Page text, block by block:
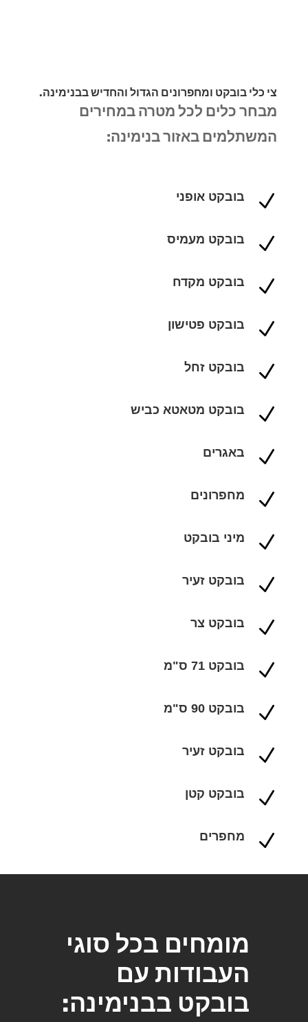
צי כלי בובקט ומחפרונים הגדול והחדיש בבנימינה.
מבחר כלים לכל מטרה במחירים
המשתלמים באזור בנימינה:
N בובקט אופני
N בובקט מעמיס
N בובקט מקדח
N בובקט פטישון
N בובקט זחל
N בובקט מטאטא כביש
N באגרים
N מחפרונים
N מיני בובקט
N בובקט זעיר
N בובקט צר
N בובקט 71 ס"מ
N בובקט 90 ס"מ
N בובקט זעיר
N בובקט קטן
N מחפרים
מומחים בכל סוגי
העבודות עם
בובקט בבנימינה: